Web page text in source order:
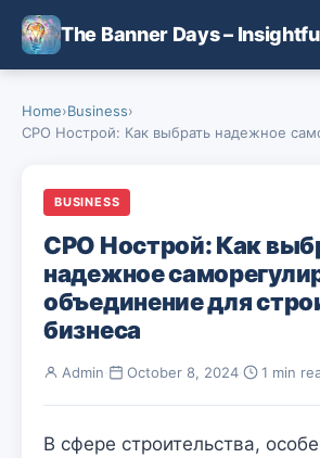
Skip to main content
The Banner Days –
Home›Business›
СРО Нострой: Как выбрать надежное
BUSINESS
СРО Нострой: Как
надежное
объединение для
бизнеса
Admin October 8, 2024 1 min
В сфере строительства,